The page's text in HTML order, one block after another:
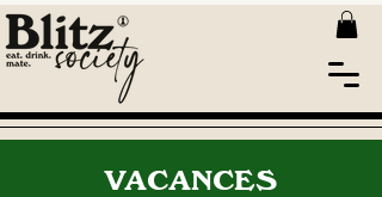
VACANCES